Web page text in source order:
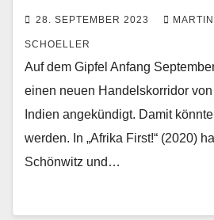
28. SEPTEMBER 2023
SCHOELLER
Auf dem Gipfel Anfang
einen neuen Handelskorridor
Indien angekündigt. Damit
werden. In „Afrika First!“ (2020)
Schönwitz und…